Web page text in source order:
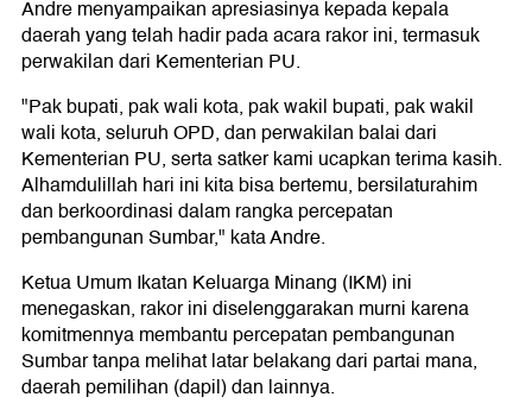
Andre menyampaikan apresiasinya kepada kepala
daerah yang telah hadir pada acara rakor ini, termasuk
perwakilan dari Kementerian PU.
"Pak bupati, pak wali kota, pak wakil bupati, pak wakil
wali kota, seluruh OPD, dan perwakilan balai dari
Kementerian PU, serta satker kami ucapkan terima kasih.
Alhamdulillah hari ini kita bisa bertemu, bersilaturahim
dan berkoordinasi dalam rangka percepatan
pembangunan Sumbar," kata Andre.
Ketua Umum Ikatan Keluarga Minang (IKM) ini
menegaskan, rakor ini diselenggarakan murni karena
komitmennya membantu percepatan pembangunan
Sumbar tanpa melihat latar belakang dari partai mana,
daerah pemilihan (dapil) dan lainnya.